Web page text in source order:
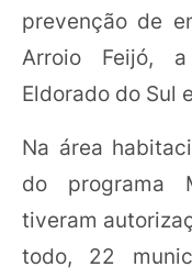
prevenção de
Arroio Feijó,
Eldorado do Sul
Na área
do programa
tiveram
todo, 22